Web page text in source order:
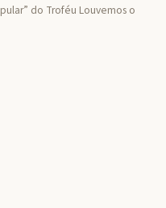
do Troféu Louvemos o